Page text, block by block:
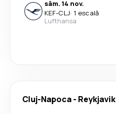
sâm. 14 nov.
KEF-CLJ· 1 escală
Lufthansa
Cluj-Napoca- Reykjavik